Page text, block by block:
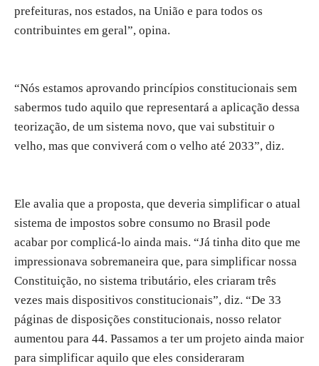
prefeituras, nos estados, na União e para todos os
contribuintes em geral”, opina.
“Nós estamos aprovando princípios constitucionais sem
sabermos tudo aquilo que representará a aplicação dessa
teorização, de um sistema novo, que vai substituir o
velho, mas que conviverá com o velho até 2033”, diz.
Ele avalia que a proposta, que deveria simplificar o atual
sistema de impostos sobre consumo no Brasil pode
acabar por complicá-lo ainda mais. “Já tinha dito que me
impressionava sobremaneira que, para simplificar nossa
Constituição, no sistema tributário, eles criaram três
vezes mais dispositivos constitucionais”, diz. “De 33
páginas de disposições constitucionais, nosso relator
aumentou para 44. Passamos a ter um projeto ainda maior
para simplificar aquilo que eles consideraram